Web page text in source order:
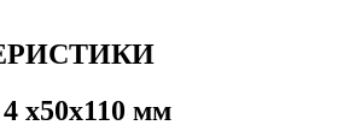
х50х110 мм